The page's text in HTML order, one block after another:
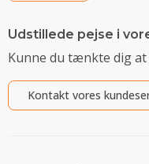
Udstillede pejse i
Kunne du tænkte dig
Kontakt vores